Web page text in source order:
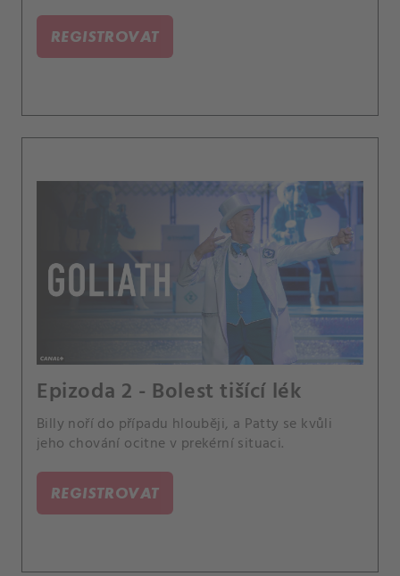
nejzákeřnějších monster Ameriky: opioidový
průmysl.
REGISTROVAT
Epizoda 2 - Bolest tišící lék
Billy noří do případu hlouběji, a Patty se kvůli
jeho chování ocitne v prekérní situaci.
REGISTROVAT